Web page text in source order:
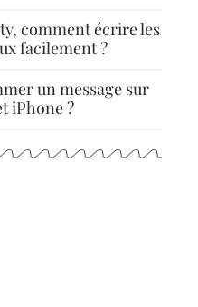
comment écrire les
facilement ?
un message sur
iPhone ?